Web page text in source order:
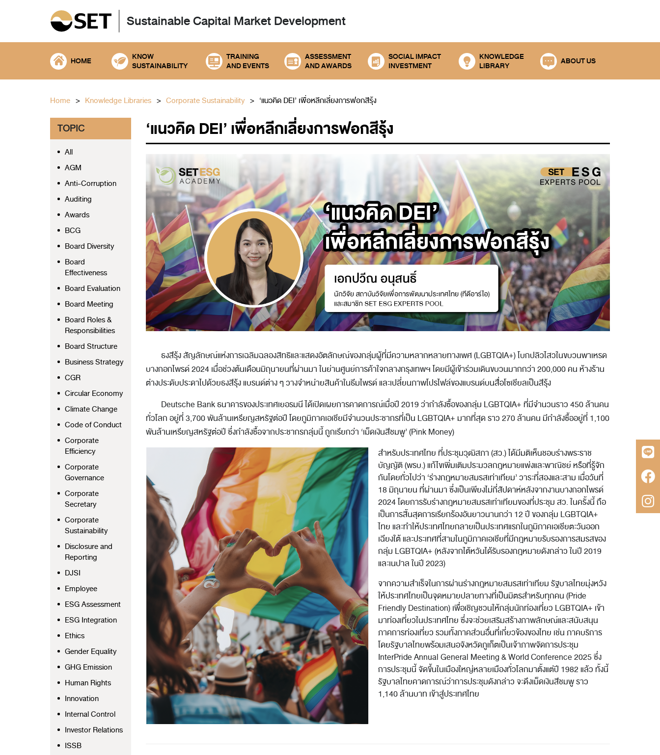
Sustainable Capital Market Development
HOME
KNOW
SUSTAINABILITY
TRAINING
AND EVENTS
ASSESSMENT
AND AWARDS
SOCIAL IMPACT
INVESTMENT
KNOWLEDGE
LIBRARY
ABOUT US
Home Knowledge Libraries Corporate Sustainability ‘แนวคิด DEI’ เพื่อหลีกเลี่ยงการฟอกสีรุ้ง
TOPIC
All
AGM
Anti-Corruption
Auditing
Awards
BCG
Board Diversity
Board
Effectiveness
Board Evaluation
Board Meeting
Board Roles &
Responsibilities
Board Structure
Business Strategy
CGR
Circular Economy
Climate Change
Code of Conduct
Corporate
Efficiency
Corporate
Governance
Corporate
Secretary
Corporate
Sustainability
Disclosure and
Reporting
DJSI
Employee
ESG Assessment
ESG Integration
Ethics
Gender Equality
GHG Emission
Human Rights
Innovation
Internal Control
Investor Relations
ISSB
‘แนวคิด DEI’ เพื่อหลีกเลี่ยงการฟอกสีรุ้ง
ธงสีรุ้ง สัญลักษณ์แห่งการเฉลิมฉลองสิทธิและแสดงอัตลักษณ์ของกลุ่มผู้ที่มีความหลากหลายทางเพศ (LGBTQIA+) โบกปลิวไสวในขบวนพาเหรด
บางกอกไพรด์ 2024 เมื่อช่วงต้นเดือนมิถุนายนที่ผ่านมา ในย่านศูนย์การค้าใจกลางกรุงเทพฯ โดยมีผู้เข้าร่วมเดินขบวนมากกว่า 200,000 คน ห้างร้าน
ต่างประดับประดาไปด้วยธงสีรุ้ง แบรนด์ต่าง ๆ วางจำหน่ายสินค้าในธีมไพรด์ และเปลี่ยนภาพโปรไฟล์ของแบรนด์บนสื่อโซเชียลเป็นสีรุ้ง
Deutsche Bank ธนาคารของประเทศเยอรมนี ได้เปิดเผยการคาดการณ์เมื่อปี 2019 ว่ากำลังซื้อของกลุ่ม LGBTQIA+ ที่มีจำนวนราว 450 ล้านคน
ทั่วโลก อยู่ที่ 3,700 พันล้านเหรียญสหรัฐต่อปี โดยภูมิภาคเอเชียมีจำนวนประชากรที่เป็น LGBTQIA+ มากที่สุด ราว 270 ล้านคน มีกำลังซื้ออยู่ที่ 1,100
พันล้านเหรียญสหรัฐต่อปี ซึ่งกำลังซื้อจากประชากรกลุ่มนี้ ถูกเรียกว่า ‘เม็ดเงินสีชมพู’ (Pink Money)
สำหรับประเทศไทย ที่ประชุมวุฒิสภา (สว.) ได้มีมติเห็นชอบร่างพระราช
บัญญัติ (พรบ.) แก้ไขเพิ่มเติมประมวลกฎหมายแพ่งและพาณิชย์ หรือที่รู้จัก
กันโดยทั่วไปว่า ‘ร่างกฎหมายสมรสเท่าเทียม’ วาระที่สองและสาม เมื่อวันที่
18 มิถุนายน ที่ผ่านมา ซึ่งเป็นเพียงไม่กี่สัปดาห์หลังจากงานบางกอกไพรด์
2024 โดยการรับร่างกฎหมายสมรสเท่าเทียมของที่ประชุม สว. ในครั้งนี้ ถือ
เป็นการสิ้นสุดการเรียกร้องอันยาวนานกว่า 12 ปี ของกลุ่ม LGBTQIA+
ไทย และทำให้ประเทศไทยกลายเป็นประเทศแรกในภูมิภาคเอเชียตะวันออก
เฉียงใต้ และประเทศที่สามในภูมิภาคเอเชียที่มีกฎหมายรับรองการสมรสของ
กลุ่ม LGBTQIA+ (หลังจากไต้หวันได้รับรองกฎหมายดังกล่าว ในปี 2019
และเนปาล ในปี 2023)
จากความสำเร็จในการผ่านร่างกฎหมายสมรสเท่าเทียม รัฐบาลไทยมุ่งหวัง
ให้ประเทศไทยเป็นจุดหมายปลายทางที่เป็นมิตรสำหรับทุกคน (Pride
Friendly Destination) เพื่อเชิญชวนให้กลุ่มนักท่องเที่ยว LGBTQIA+ เข้า
มาท่องเที่ยวในประเทศไทย ซึ่งจะช่วยเสริมสร้างภาพลักษณ์และสนับสนุน
ภาคการท่องเที่ยว รวมทั้งภาคส่วนอื่นที่เกี่ยวข้องของไทย เช่น ภาคบริการ
โดยรัฐบาลไทยพร้อมเสนอจังหวัดภูเก็ตเป็นเจ้าภาพจัดการประชุม
InterPride Annual General Meeting & World Conference 2025 ซึ่ง
การประชุมนี้ จัดขึ้นในเมืองใหญ่หลายเมืองทั่วโลกมาตั้งแต่ปี 1982 แล้ว ทั้งนี้
รัฐบาลไทยคาดการณ์ว่าการประชุมดังกล่าว จะดึงเม็ดเงินสีชมพู ราว
1,140 ล้านบาท เข้าสู่ประเทศไทย